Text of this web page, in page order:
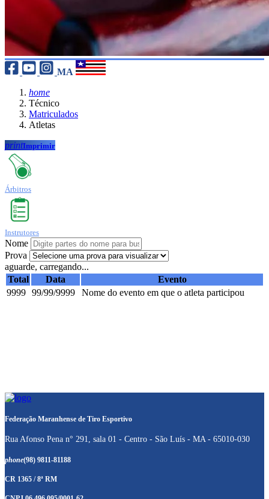
MA
home
Técnico
Matriculados
Atletas
printImprimir
Árbitros
Instrutores
Nome
Prova
aguarde, carregando...
Total
Data
Evento
9999 99/99/9999 Nome do evento em que o atleta participou
Federação Maranhense de Tiro Esportivo
Rua Afonso Pena n° 291, sala 01 - Centro - São Luís - MA - 65010-030
phone(98) 9811-81188
CR 1365 / 8ª RM